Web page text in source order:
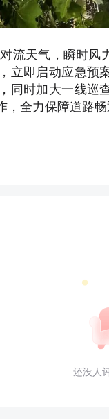
流天气，瞬时
立即启动应急预
同时加大一线巡
，全力保障道路
还没人